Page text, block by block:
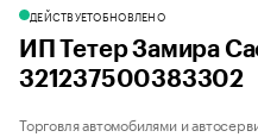
ДЕЙСТВУЕТОБНОВЛЕНО
ИП Тетер Замира
321237500383302
Торговля автомобилями и